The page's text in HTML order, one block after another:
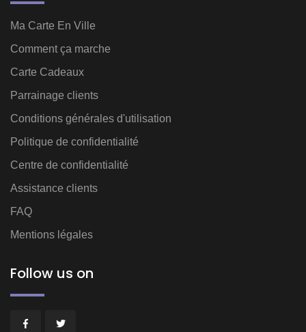
Ma Carte En Ville
Comment ça marche
Carte Cadeaux
Parrainage clients
Conditions générales d'utilisation
Politique de confidentialité
Centre de confidentialité
Assistance clients
FAQ
Mentions légales
Follow us on